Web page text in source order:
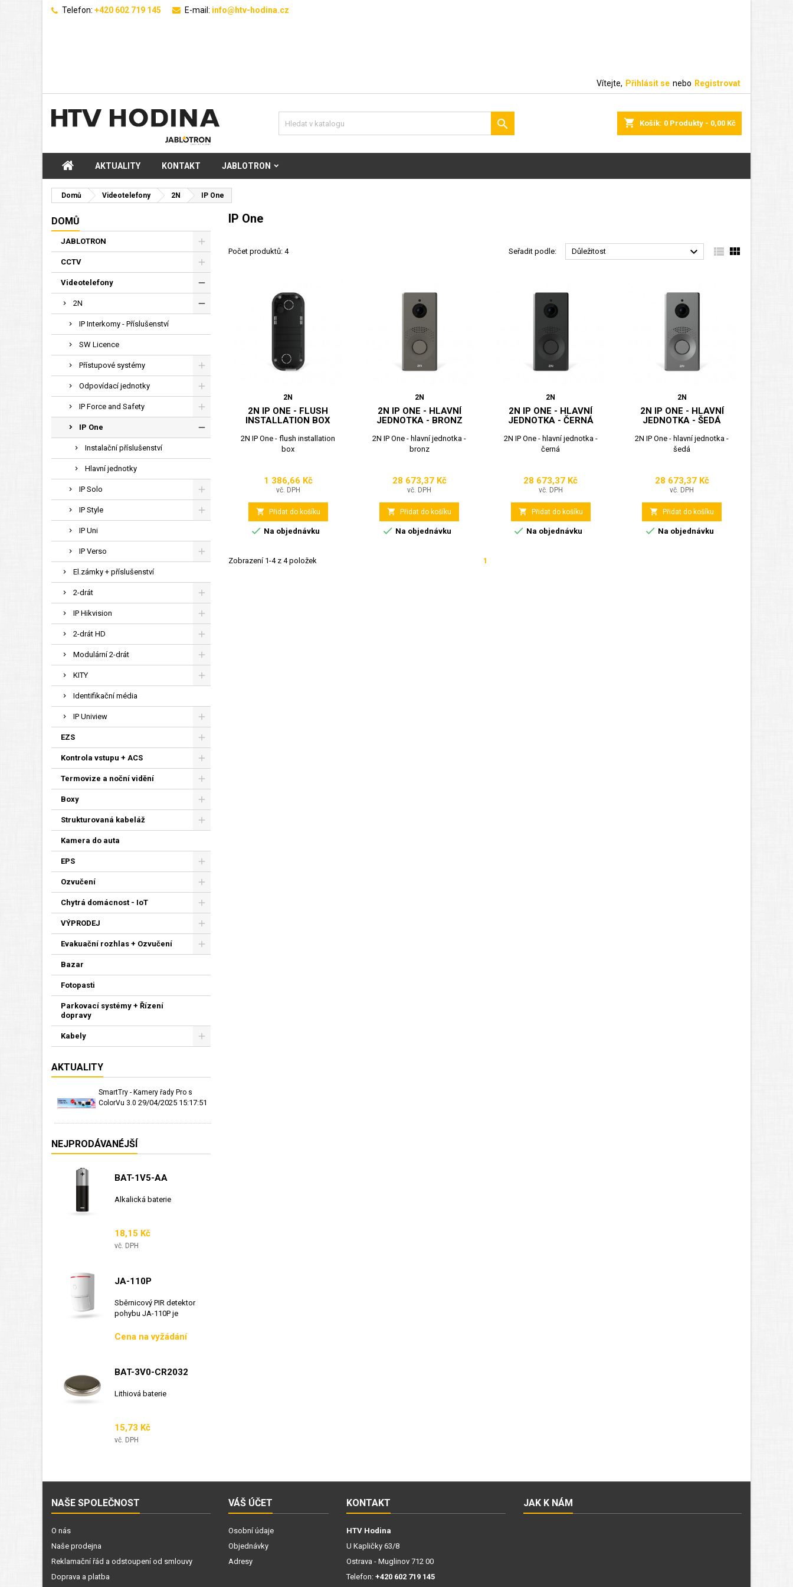
Telefon: +420 602 719 145 E-mail: info@htv-hodina.cz
Vítejte, Přihlásit se nebo Registrovat
shopping_cart Košík: 0 Produkty - 0,00 Kč

AKTUALITY KONTAKT JABLOTRON
Domů Videotelefony 2N IP One
DOMŮ
JABLOTRON
CCTV
Videotelefony
2N
IP Interkomy - Příslušenství
SW Licence
Přístupové systémy
Odpovídací jednotky
IP Force and Safety
IP One
Instalační příslušenství
Hlavní jednotky
IP Solo
IP Style
IP Uni
IP Verso
El.zámky + příslušenství
2-drát
IP Hikvision
2-drát HD
Modulární 2-drát
KITY
Identifikační média
IP Uniview
EZS
Kontrola vstupu + ACS
Termovize a noční vidění
Boxy
Strukturovaná kabeláž
Kamera do auta
EPS
Ozvučení
Chytrá domácnost - IoT
VÝPRODEJ
Evakuační rozhlas + Ozvučení
Bazar
Fotopasti
Parkovací systémy + Řízení
dopravy
Kabely
AKTUALITY
SmartTry - Kamery řady Pro s
ColorVu 3.0 29/04/2025 15:17:51
NEJPRODÁVANÉJŠÍ
BAT-1V5-AA
Alkalická baterie
Cena
18,15 Kč
vč. DPH
JA-110P
Sběrnicový PIR detektor
pohybu JA-110P je
Cena
Cena na vyžádání
BAT-3V0-CR2032
Lithiová baterie
Cena
15,73 Kč
vč. DPH
IP One
Počet produktů: 4 Seřadit podle: Důležitost   
2N
2N IP ONE - FLUSH
INSTALLATION BOX
2N IP One - flush installation
box
Cena
1 386,66 Kč
vč. DPH
 Přidat do košíku
 Na objednávku
2N
2N IP ONE - HLAVNÍ
JEDNOTKA - BRONZ
2N IP One - hlavní jednotka -
bronz
Cena
28 673,37 Kč
vč. DPH
 Přidat do košíku
 Na objednávku
2N
2N IP ONE - HLAVNÍ
JEDNOTKA - ČERNÁ
2N IP One - hlavní jednotka -
černá
Cena
28 673,37 Kč
vč. DPH
 Přidat do košíku
 Na objednávku
2N
2N IP ONE - HLAVNÍ
JEDNOTKA - ŠEDÁ
2N IP One - hlavní jednotka -
šedá
Cena
28 673,37 Kč
vč. DPH
 Přidat do košíku
 Na objednávku
Zobrazení 1-4 z 4 položek 1
NAŠE SPOLEČNOST
O nás
Naše prodejna
Reklamační řád a odstoupení od smlouvy
Doprava a platba
VÁŠ ÚČET
Osobní údaje
Objednávky
Adresy
KONTAKT
HTV Hodina
U Kapličky 63/8
Ostrava - Muglinov 712 00
Telefon: +420 602 719 145
JAK K NÁM